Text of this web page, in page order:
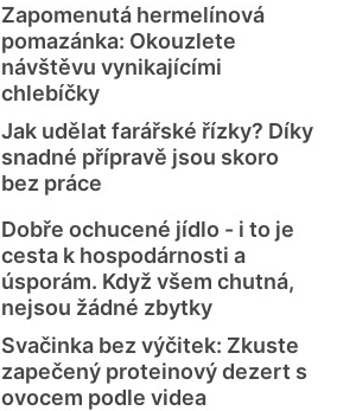
Zapomenutá hermelínová
pomazánka: Okouzlete
návštěvu vynikajícími
chlebíčky
Jak udělat farářské řízky? Díky
snadné přípravě jsou skoro
bez práce
Dobře ochucené jídlo - i to je
cesta k hospodárnosti a
úsporám. Když všem chutná,
nejsou žádné zbytky
Svačinka bez výčitek: Zkuste
zapečený proteinový dezert s
ovocem podle videa